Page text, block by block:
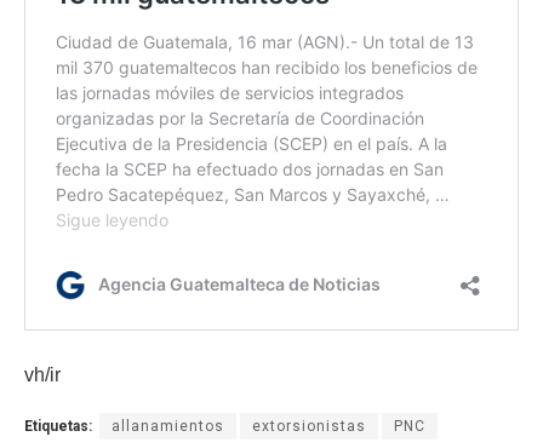
vh/ir
Etiquetas: allanamientos extorsionistas PNC